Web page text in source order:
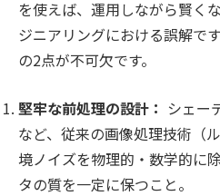
を使えば、運用しながら賢く
ジニアリングにおける誤解で
の2点が不可欠です。
堅牢な前処理の設計： シェー
など、従来の画像処理技術（
境ノイズを物理的・数学的に
タの質を一定に保つこと。